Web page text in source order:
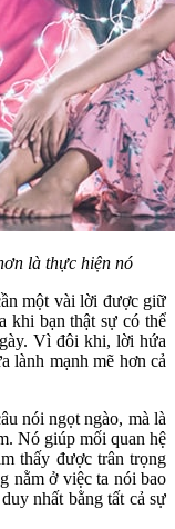
là thực hiện nó
một vài lời được giữ
khi bạn thật sự có thể
Vì đôi khi, lời hứa
lành mạnh mẽ hơn cả
nói ngọt ngào, mà là
Nó giúp mối quan hệ
thấy được trân trọng
nằm ở việc ta nói bao
nhất bằng tất cả sự